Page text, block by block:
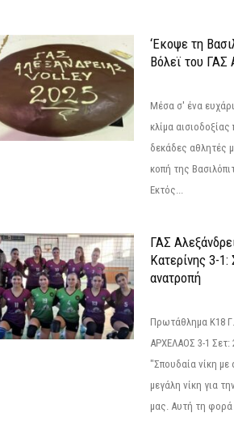
‘Εκοψε τη
Βόλεϊ του ΓΑΣ
Μέσα σ' ένα
κλίμα
δεκάδες αθλητές
κοπή της
Εκτός...
ΓΑΣ
Κατερίνης 3-1:
ανατροπή
Πρωτάθλημα Κ18
ΑΡΧΕΛΑΟΣ 3-1 Σετ:
"Σπουδαία νίκη
μεγάλη νίκη για
μας. Αυτή τη φορά